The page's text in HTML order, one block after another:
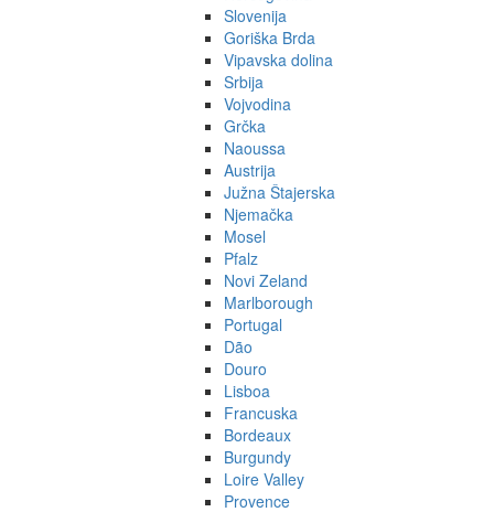
Slovenija
Goriška Brda
Vipavska dolina
Srbija
Vojvodina
Grčka
Naoussa
Austrija
Južna Štajerska
Njemačka
Mosel
Pfalz
Novi Zeland
Marlborough
Portugal
Dão
Douro
Lisboa
Francuska
Bordeaux
Burgundy
Loire Valley
Provence